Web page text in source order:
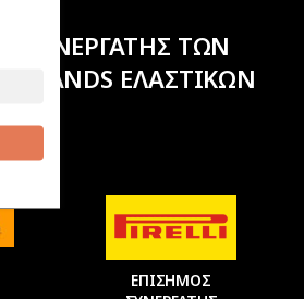
ΣΥΝΕΡΓΑΤΗΣ ΤΩΝ
BRANDS ΕΛΑΣΤΙΚΩΝ
ΕΠΙΣΗΜΟΣ